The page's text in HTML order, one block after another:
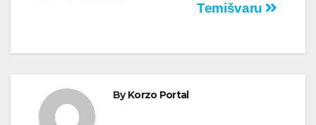
Temišvaru
ByKorzo Portal